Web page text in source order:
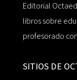
Editorial
libros sobre
profesorado
SITIOS DE